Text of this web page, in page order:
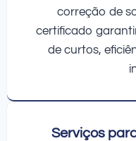
correção de
certificado
de curtos,
Serviços